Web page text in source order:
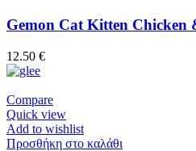
Gemon Cat Kitten Chicken
12.50 €
Compare
Quick view
Add to wishlist
Προσθήκη στο καλάθι